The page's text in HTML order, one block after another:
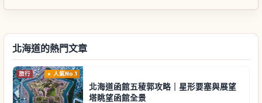
北海道的熱門文章
旅行 人氣No.1
北海道函館五稜郭攻略｜星形要塞與展望
塔眺望函館全景